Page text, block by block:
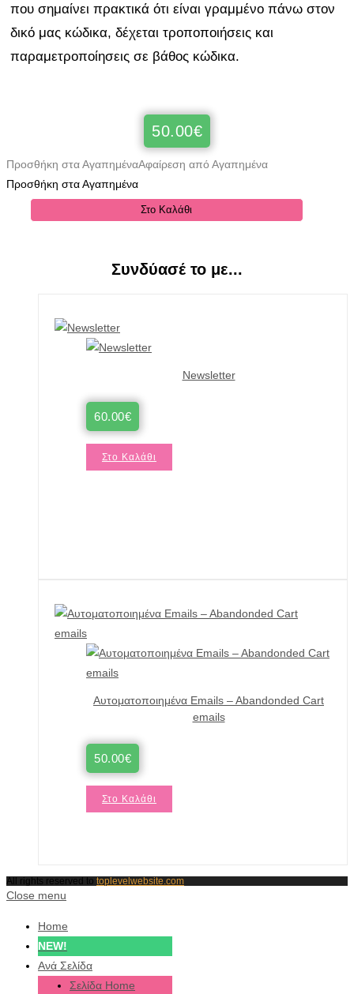
που σημαίνει πρακτικά ότι είναι γραμμένο πάνω στον
δικό μας κώδικα, δέχεται τροποποιήσεις και
παραμετροποίησεις σε βάθος κώδικα.
50.00€
Προσθήκη στα ΑγαπημέναΑφαίρεση από Αγαπημένα
Προσθήκη στα Αγαπημένα
Στο Καλάθι
Συνδύασέ το με...
Newsletter
60.00€
Στο Καλάθι
Αυτοματοποιημένα Emails – Abandonded Cart
emails
50.00€
Στο Καλάθι
All rights reserved to toplevelwebsite.com
Close menu
Home
NEW!
Ανά Σελίδα
Σελίδα Home